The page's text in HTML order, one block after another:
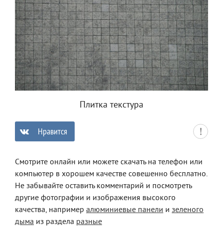
Плитка текстура
Нравится
Смотрите онлайн или можете скачать на телефон или
компьютер в хорошем качестве совешенно бесплатно.
Не забывайте оставить комментарий и посмотреть
другие фотографии и изображения высокого
качества, например алюминиевые панели и зеленого
дыма из раздела разные